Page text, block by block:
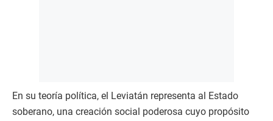
En su teoría política, el Leviatán representa al Estado
soberano, una creación social poderosa cuyo propósito